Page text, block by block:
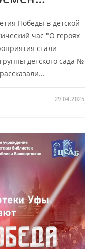
Победы в детской
час "О героях
стали
детского сада №
29.04.2025